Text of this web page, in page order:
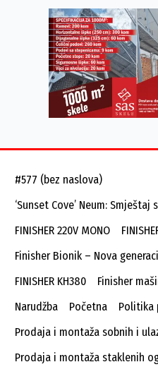
#577 (bez naslova)
‘Sunset Cove’ Neum:
FINISHER 220V MONO
Finisher Bionik – Nova
FINISHER KH380
Finisher
Narudžba
Početna
Politika
Prodaja i montaža sobnih i
Prodaja i montaža staklenih